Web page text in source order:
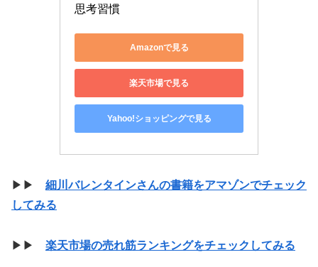
思考習慣
Amazonで見る
楽天市場で見る
Yahoo!ショッピングで見る
▶▶ 細川バレンタインさんの書籍をアマゾンでチェック
してみる
▶▶ 楽天市場の売れ筋ランキングをチェックしてみる